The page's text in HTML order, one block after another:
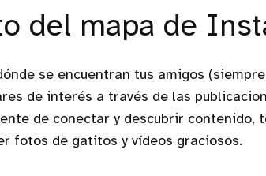
del mapa de
se encuentran tus amigos
de interés a través de las
de conectar y descubrir contenido,
fotos de gatitos y vídeos graciosos.